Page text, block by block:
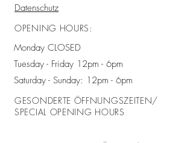
Datenschutz
OPENING HOURS:
Monday CLOSED
Tuesday - Friday 12pm - 6pm
Saturday - Sunday: 12pm - 6pm
GESONDERTE ÖFFNUNGSZEITEN/
SPECIAL OPENING HOURS